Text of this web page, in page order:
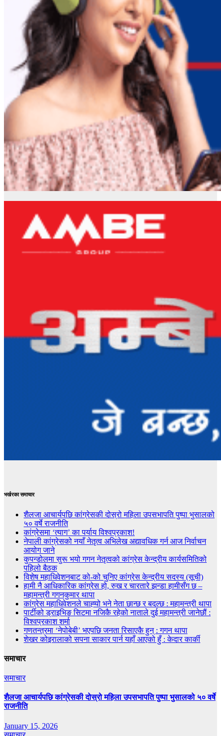
भर्खरका समाचार
शैलजा आचार्यपछि कांग्रेसकी दोस्रो महिला उपसभापति पुष्पा भुसालको
५० वर्षे राजनीति
कांग्रेसमा ‘त्याग’ का पर्याय विश्वप्रकाश!
नेपाली कांग्रेसको नयाँ नेतृत्व अभिलेख अद्यावधिक गर्न आज निर्वाचन
आयोग जाने
कुपन्डोलमा सुरू भयो गगन नेतृत्वको कांग्रेस केन्द्रीय कार्यसमितिको
पहिलो बैठक
विशेष महाधिवेशनबाट को-को चुनिए कांग्रेस केन्द्रीय सदस्य (सूची)
हामी नै आधिकारिक कांग्रेस हो, रुख र चारतारे झन्डा हामीसँग छ –
महामन्त्री गगनकुमार थापा
कांग्रेस महाधिवेशनले चाह्‍यो भने नेता छान्छ र बदल्छ : महामन्त्री थापा
पार्टीको ड्राइभिङ सिटमा नजिकै रहेको नाताले दुई महामन्त्री जानेछौं :
विश्वप्रकाश शर्मा
गणतन्त्रमा ‘नेपोबेबी’ भएपछि जनता रिसाएकै हुन् : गगन थापा
शेखर कोइरालाको सपना साकार पार्न यहाँ आएको हुँ : केदार कार्की
समाचार
समाचार
शैलजा आचार्यपछि कांग्रेसकी दोस्रो महिला उपसभापति पुष्पा भुसालको ५० वर्षे
राजनीति
January 15, 2026